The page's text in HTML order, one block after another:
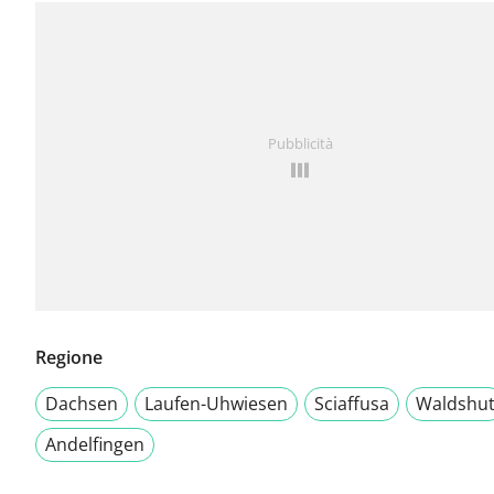
Pubblicità
Regione
Dachsen
Laufen-Uhwiesen Sciaffusa
Waldshut
Andelfingen